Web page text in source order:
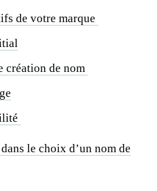
de votre marque
création de nom
le choix d’un nom de